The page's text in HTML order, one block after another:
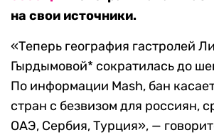
на свои источники.
«Теперь география гастролей
Гырдымовой* сократилась до
По информации Mash, бан
стран с безвизом для россиян,
ОАЭ, Сербия, Турция», —